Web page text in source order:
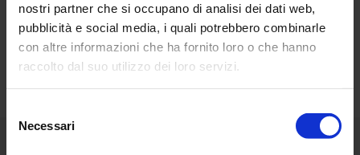
nostri partner che si occupano di analisi dei dati web,
pubblicità e social media, i quali potrebbero combinarle
con altre informazioni che ha fornito loro o che hanno
raccolto dal suo utilizzo dei loro servizi.
delNecessari
Sorprendente vero?
Richiedi unademo personalizzata